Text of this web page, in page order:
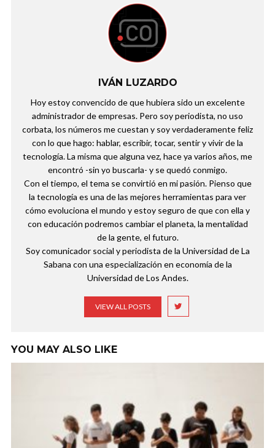
IVÁN LUZARDO
Hoy estoy convencido de que hubiera sido un excelente
administrador de empresas. Pero soy periodista, no uso
corbata, los números me cuestan y soy verdaderamente feliz
con lo que hago: hablar, escribir, tocar, sentir y vivir de la
tecnología. La misma que alguna vez, hace ya varios años, me
encontró -sin yo buscarla- y se quedó conmigo.
Con el tiempo, el tema se convirtió en mi pasión. Pienso que
la tecnología es una de las mejores herramientas para ver
cómo evoluciona el mundo y estoy seguro de que con ella y
con educación podremos cambiar el planeta, la mentalidad
de la gente, el futuro.
Soy comunicador social y periodista de la Universidad de La
Sabana con una especialización en economía de la
Universidad de Los Andes.
VIEW ALL POSTS
YOU MAY ALSO LIKE